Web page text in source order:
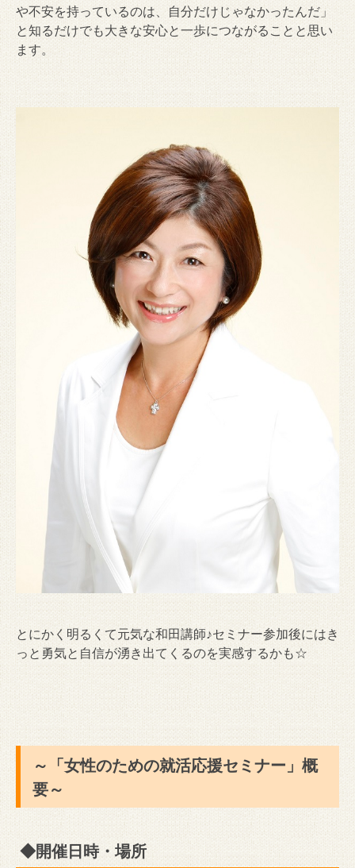
や不安を持っているのは、自分だけじゃなかったんだ」
と知るだけでも大きな安心と一歩につながることと思い
ます。
とにかく明るくて元気な和田講師♪セミナー参加後にはき
っと勇気と自信が湧き出てくるのを実感するかも☆
～「女性のための就活応援セミナー」概
要～
◆開催日時・場所